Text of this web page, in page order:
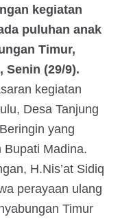
kegiatan
puluhan anak
Timur,
Senin (29/9).
kegiatan
Desa Tanjung
yang
Bupati Madina.
H.Nis’at Sidiq
perayaan ulang
Timur